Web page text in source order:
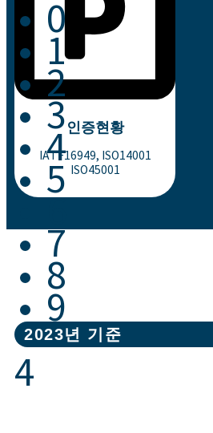
인증현황
IATF16949, ISO14001
ISO45001
2023년 기준
4
0
1
2
3
4
5
7
8
9